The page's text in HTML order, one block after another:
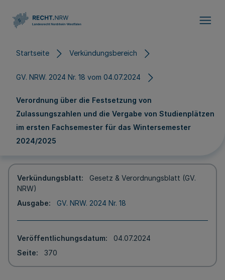
Startseite Verkündungsbereich
GV. NRW. 2024 Nr. 18 vom 04.07.2024
Verordnung über die Festsetzung von
Zulassungszahlen und die Vergabe von Studienplätzen
im ersten Fachsemester für das Wintersemester
2024/2025
Verkündungsblatt
Gesetz & Verordnungsblatt (GV.
NRW)
Ausgabe
GV. NRW. 2024 Nr. 18
Veröffentlichungsdatum
04.07.2024
Seite
370